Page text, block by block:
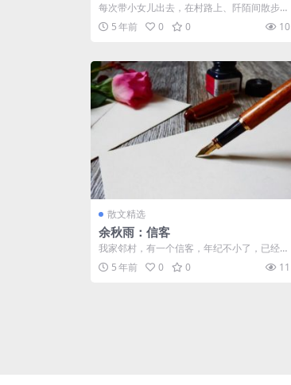
每次带小女儿出去，在村路上、阡陌间散步，
小女儿每喜欢摘草花，几乎见一样就摘一
样。...5 年前 0 0 10
散文精选
余秋雨：信客
我家邻村，有一个信客，年纪不小了，已经长
途跋涉了二三十年。他读过私塾，年长后外
出...5 年前 0 0 11